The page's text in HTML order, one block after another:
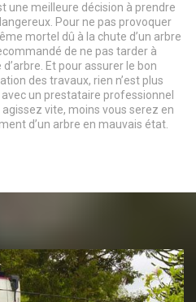
une meilleure décision à prendre
Pour ne pas provoquer
mortel dû à la chute d’un arbre
de ne pas tarder à
Et pour assurer le bon
des travaux, rien n’est plus
un prestataire professionnel
vite, moins vous serez en
d’un arbre en mauvais état.